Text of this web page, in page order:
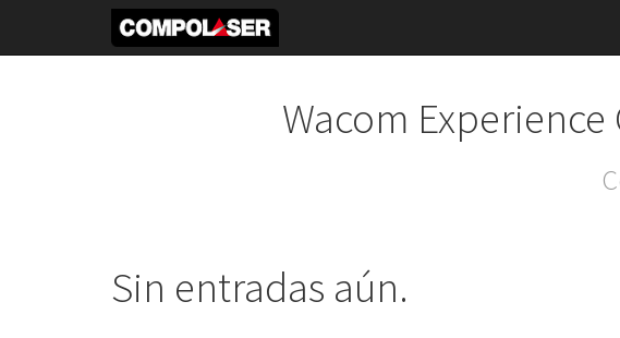
Wacom
Sin entradas aún.